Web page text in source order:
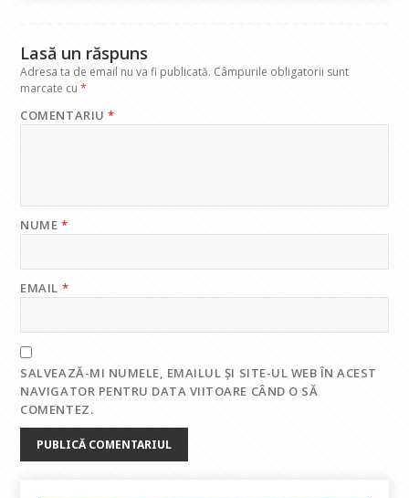
Lasă un răspuns
Adresa ta de email nu va fi publicată. Câmpurile obligatorii sunt
marcate cu*
COMENTARIU*
NUME*
EMAIL *
SALVEAZĂ-MI NUMELE, EMAILUL ȘI SITE-UL WEB ÎN ACEST
NAVIGATOR PENTRU DATA VIITOARE CÂND O SĂ
COMENTEZ.